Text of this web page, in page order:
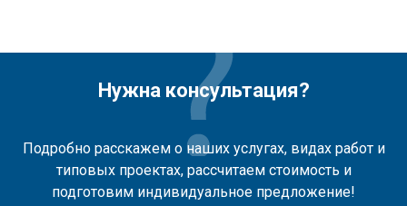
Нужна консультация?
Подробно расскажем о наших услугах, видах работ и
типовых проектах, рассчитаем стоимость и
подготовим индивидуальное предложение!